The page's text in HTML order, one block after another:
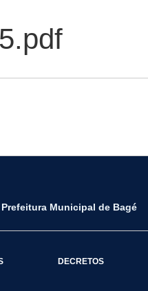
Municipal de Bagé
DECRETOS